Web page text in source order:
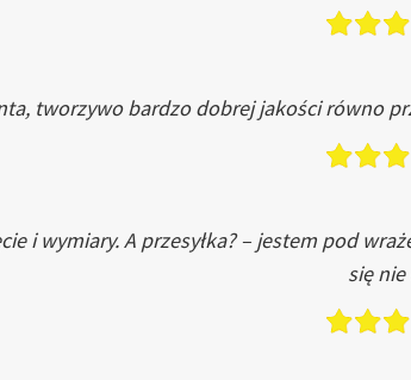
tworzywo bardzo dobrej jakości równo
i wymiary. A przesyłka? – jestem pod
się nie